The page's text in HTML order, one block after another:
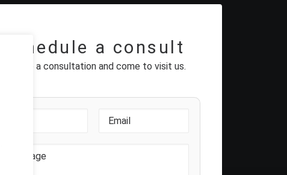
Schedule a consult
Arrange a consultation and come to visit us.